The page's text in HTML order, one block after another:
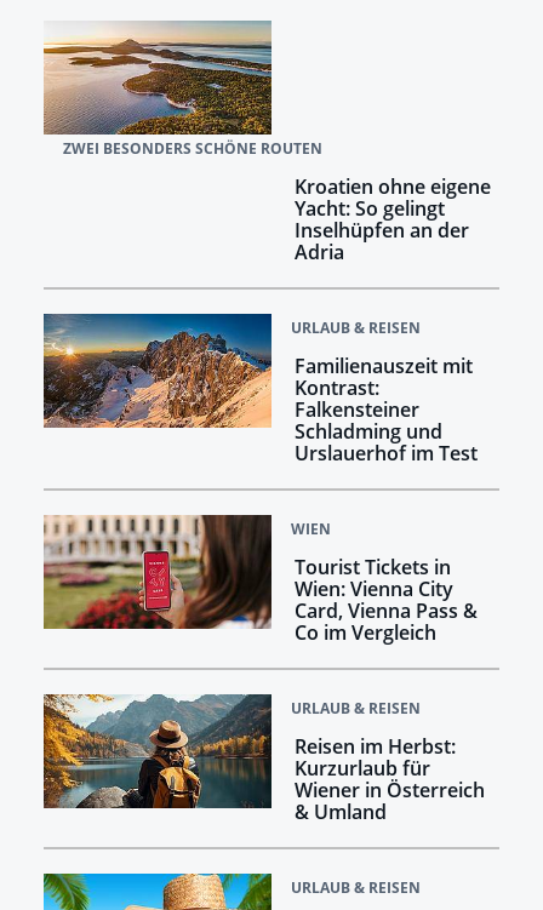
ZWEI BESONDERS SCHÖNE ROUTEN
Kroatien ohne eigene
Yacht: So gelingt
Inselhüpfen an der
Adria
URLAUB & REISEN
Familienauszeit mit
Kontrast:
Falkensteiner
Schladming und
Urslauerhof im Test
WIEN
Tourist Tickets in
Wien: Vienna City
Card, Vienna Pass &
Co im Vergleich
URLAUB & REISEN
Reisen im Herbst:
Kurzurlaub für
Wiener in Österreich
& Umland
URLAUB & REISEN